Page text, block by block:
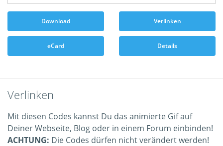
Download Verlinken
eCard Details
Verlinken
Mit diesen Codes kannst Du das animierte Gif auf
Deiner Webseite, Blog oder in einem Forum einbinden!
ACHTUNG: Die Codes dürfen nicht verändert werden!